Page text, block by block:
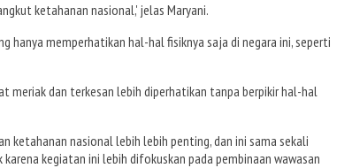
ketahanan nasional,' jelas Maryani.
hanya memperhatikan hal-hal fisiknya saja di negara ini, seperti
meriak dan terkesan lebih diperhatikan tanpa berpikir hal-hal
ketahanan nasional lebih lebih penting, dan ini sama sekali
kegiatan ini lebih difokuskan pada pembinaan wawasan